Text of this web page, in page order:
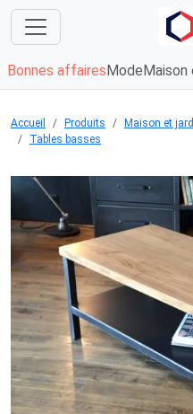
Bonnes affaires Mode Maison
Accueil Produits Maison et
Tables basses